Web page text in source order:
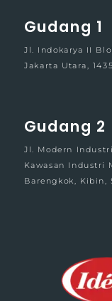
Gudang 1
Jl. Indokarya II
Jakarta Utara,
Gudang 2
Jl. Modern
Kawasan Industri
Barengkok, Kibin,